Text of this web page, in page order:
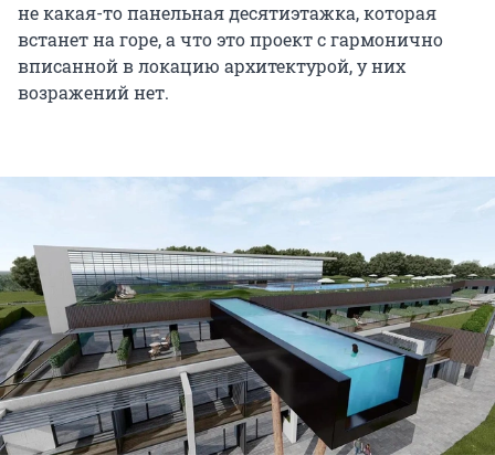
не какая-то панельная десятиэтажка, которая
встанет на горе, а что это проект с гармонично
вписанной в локацию архитектурой, у них
возражений нет.